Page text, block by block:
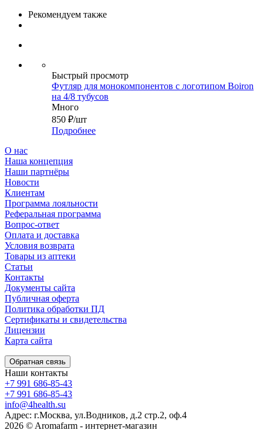
Рекомендуем также
Быстрый просмотр
Футляр для монокомпонентов с логотипом Boiron
на 4/8 тубусов
Много
850 ₽/шт
Подробнее
О нас
Наша концепция
Наши партнёры
Новости
Клиентам
Программа лояльности
Реферальная программа
Вопрос-ответ
Оплата и доставка
Условия возврата
Товары из аптеки
Статьи
Контакты
Документы сайта
Публичная оферта
Политика обработки ПД
Сертификаты и свидетельства
Лицензии
Карта сайта
Обратная связь
Наши контакты
+7 991 686-85-43
+7 991 686-85-43
info@4health.su
Адрес: г.Москва, ул.Водников, д.2 стр.2, оф.4
2026 © Aromafarm - интернет-магазин